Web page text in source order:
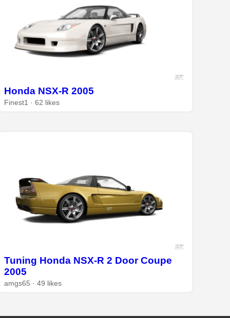
Honda NSX-R 2005
Finest1 · 62 likes
Tuning Honda NSX-R 2 Door Coupe
2005
amgs65 · 49 likes